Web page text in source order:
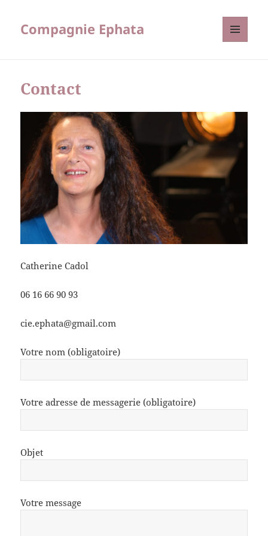
Compagnie Ephata
Contact
Catherine Cadol
06 16 66 90 93
cie.ephata@gmail.com
Votre nom (obligatoire)
Votre adresse de messagerie (obligatoire)
Objet
Votre message